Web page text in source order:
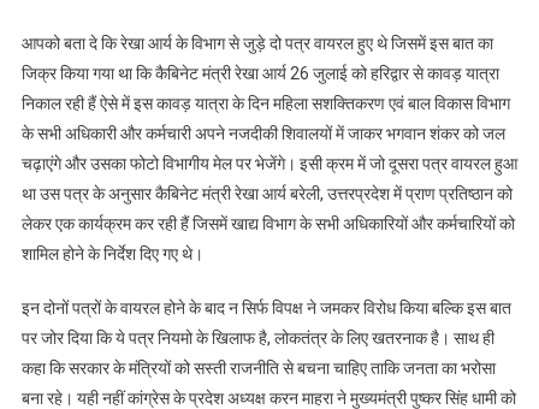
आर्य
ने
दी
सफाई,
कहा
नही
था
मंतव्य
आपको बता दे कि रेखा आर्य के विभाग से जुड़े दो पत्र वायरल हुए थे जिसमें इस बात का
जिक्र किया गया था कि कैबिनेट मंत्री रेखा आर्य 26 जुलाई को हरिद्वार से कावड़ यात्रा
निकाल रही हैं ऐसे में इस कावड़ यात्रा के दिन महिला सशक्तिकरण एवं बाल विकास विभाग
के सभी अधिकारी और कर्मचारी अपने नजदीकी शिवालयों में जाकर भगवान शंकर को जल
चढ़ाएंगे और उसका फोटो विभागीय मेल पर भेजेंगे। इसी क्रम में जो दूसरा पत्र वायरल हुआ
था उस पत्र के अनुसार कैबिनेट मंत्री रेखा आर्य बरेली, उत्तरप्रदेश में प्राण प्रतिष्ठान को
लेकर एक कार्यक्रम कर रही हैं जिसमें खाद्य विभाग के सभी अधिकारियों और कर्मचारियों को
शामिल होने के निर्देश दिए गए थे।
इन दोनों पत्रों के वायरल होने के बाद न सिर्फ विपक्ष ने जमकर विरोध किया बल्कि इस बात
पर जोर दिया कि ये पत्र नियमो के खिलाफ है, लोकतंत्र के लिए खतरनाक है। साथ ही
कहा कि सरकार के मंत्रियों को सस्ती राजनीति से बचना चाहिए ताकि जनता का भरोसा
बना रहे। यही नहीं कांग्रेस के प्रदेश अध्यक्ष करन माहरा ने मुख्यमंत्री पुष्कर सिंह धामी को